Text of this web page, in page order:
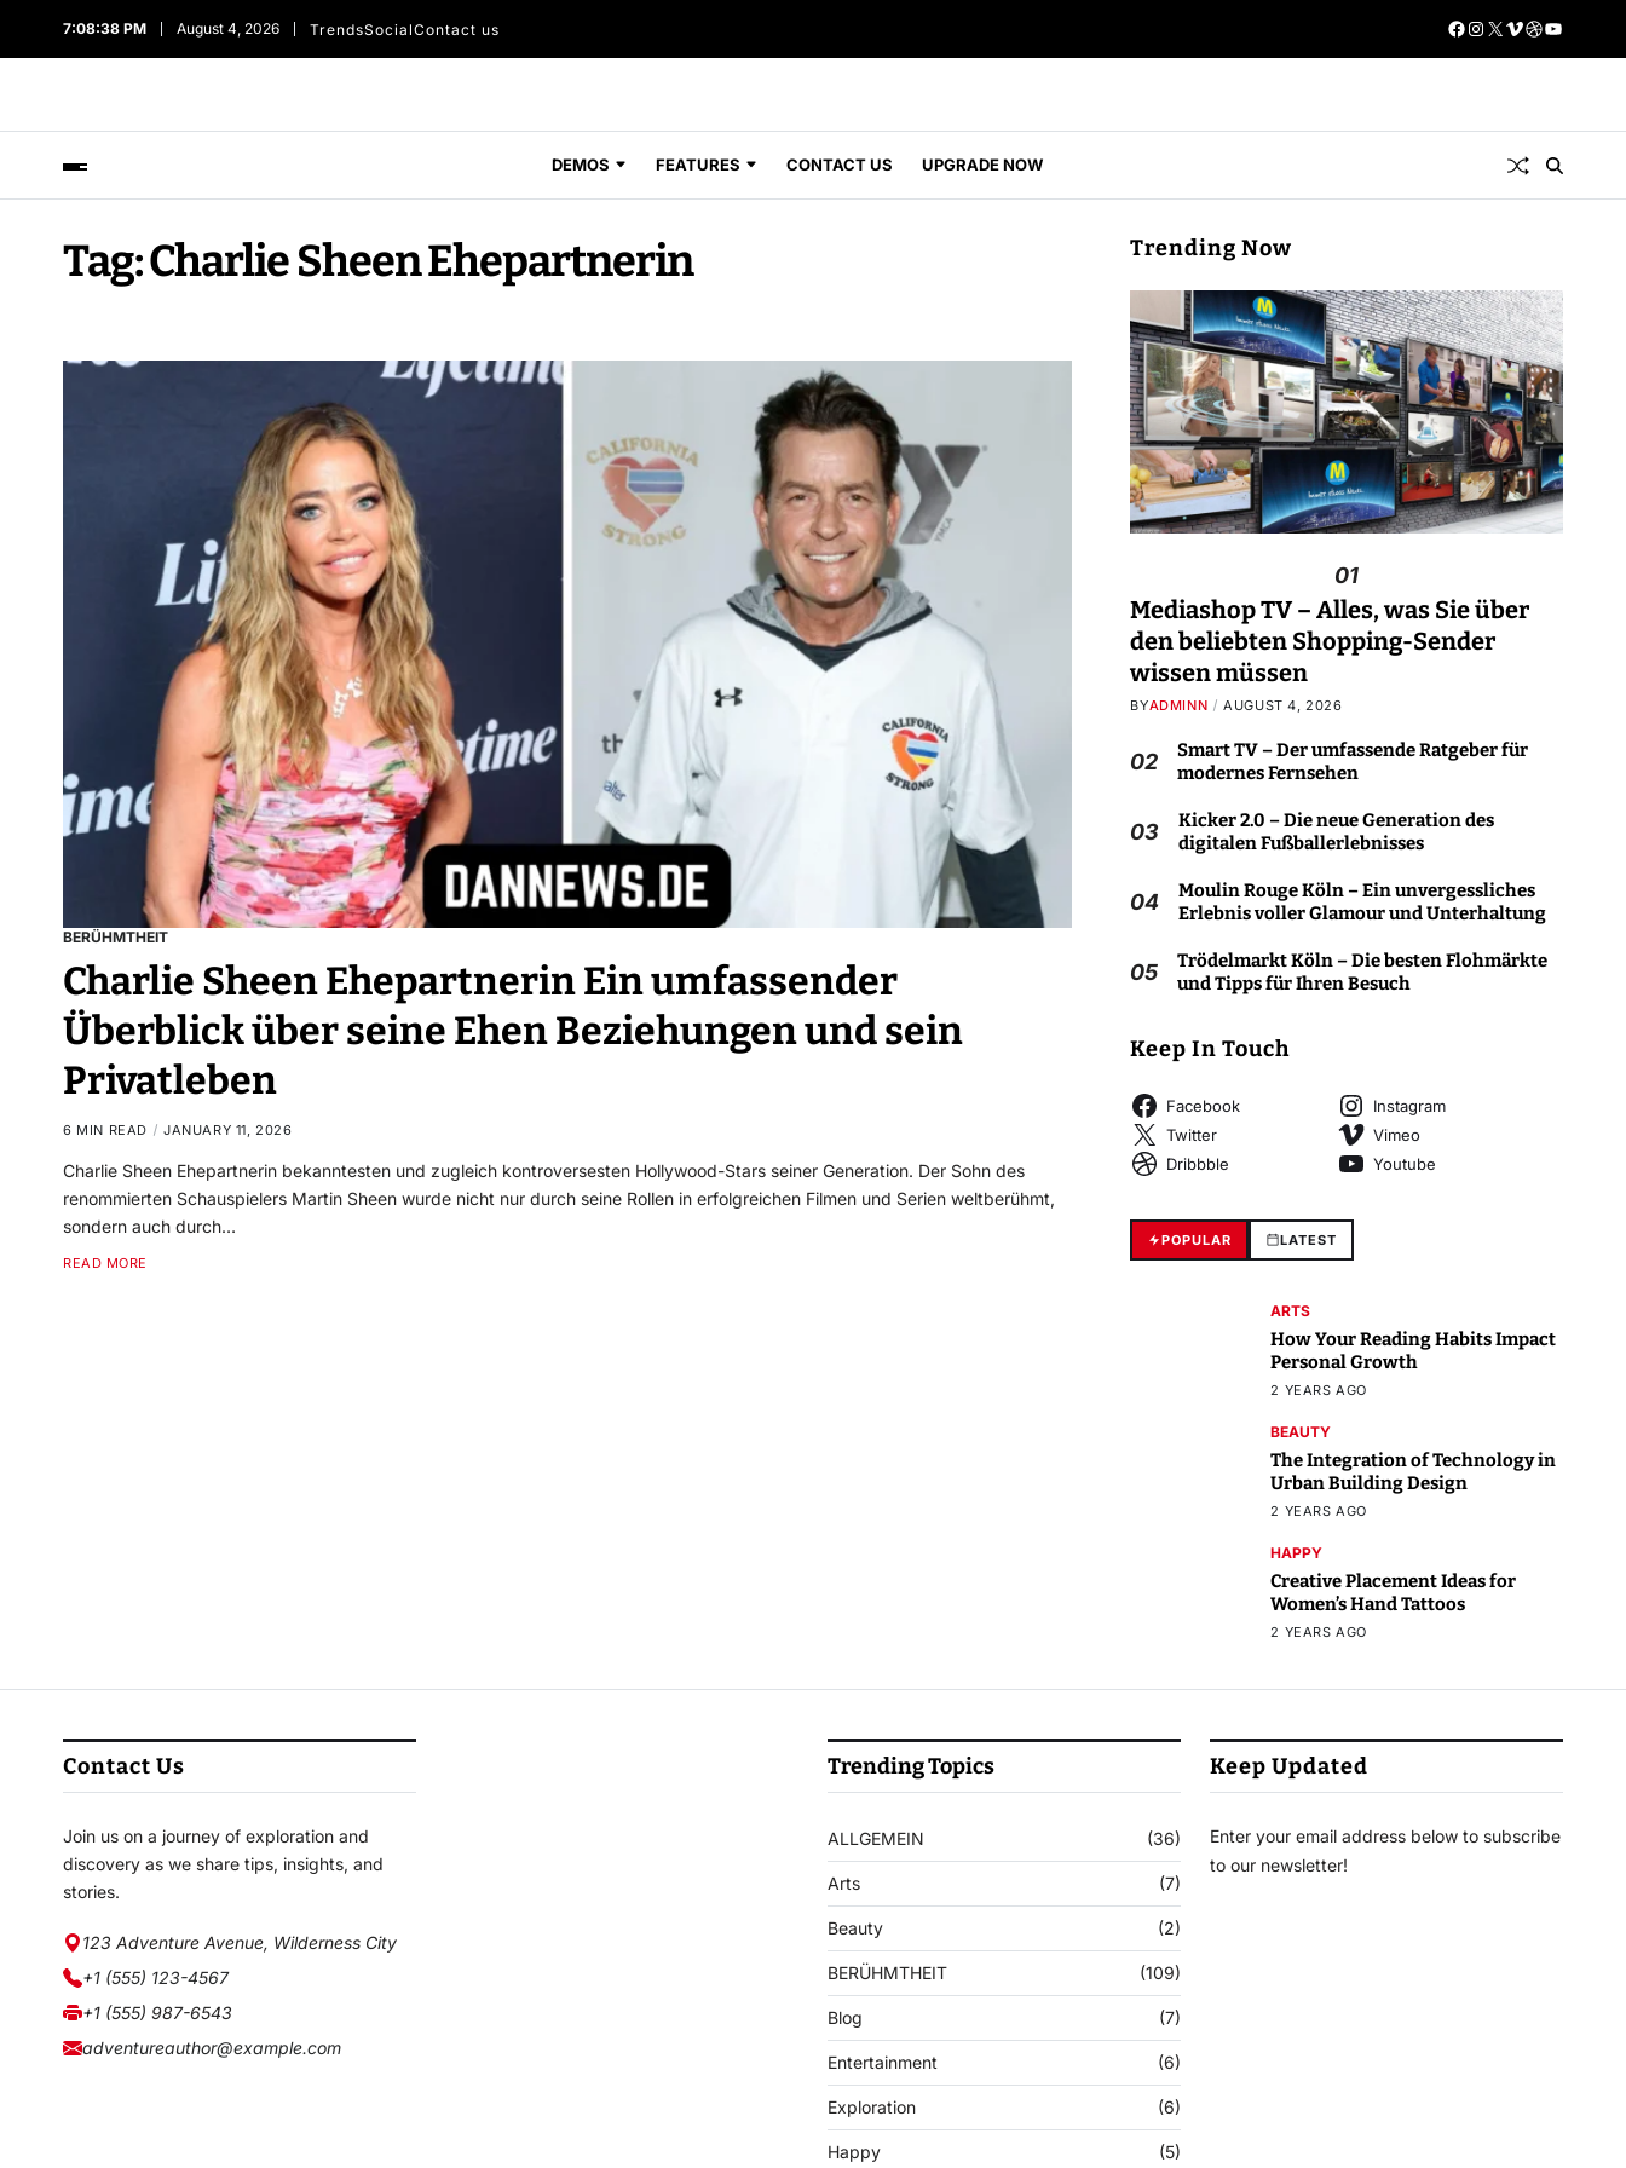
7:08:38 PM August 4, 2026 TrendsSocialContact us
DEMOS FEATURES CONTACT US UPGRADE NOW
Tag:Charlie Sheen Ehepartnerin
BERÜHMTHEIT
Charlie Sheen Ehepartnerin Ein umfassender
Überblick über seine Ehen Beziehungen und sein
Privatleben
6 MIN READ JANUARY 11, 2026
Charlie Sheen Ehepartnerin bekanntesten und zugleich kontroversesten Hollywood-Stars seiner Generation. Der Sohn des
renommierten Schauspielers Martin Sheen wurde nicht nur durch seine Rollen in erfolgreichen Filmen und Serien weltberühmt,
sondern auch durch…
READ MORE
Trending Now
01
Mediashop TV – Alles, was Sie über
den beliebten Shopping-Sender
wissen müssen
BYADMINN AUGUST 4, 2026
02
Smart TV – Der umfassende Ratgeber für
modernes Fernsehen
03
Kicker 2.0 – Die neue Generation des
digitalen Fußballerlebnisses
04
Moulin Rouge Köln – Ein unvergessliches
Erlebnis voller Glamour und Unterhaltung
05
Trödelmarkt Köln – Die besten Flohmärkte
und Tipps für Ihren Besuch
Keep In Touch
Facebook
Instagram
Twitter
Vimeo
Dribbble
Youtube
POPULAR LATEST
ARTS
How Your Reading Habits Impact
Personal Growth
2 YEARS AGO
BEAUTY
The Integration of Technology in
Urban Building Design
2 YEARS AGO
HAPPY
Creative Placement Ideas for
Women’s Hand Tattoos
2 YEARS AGO
Contact Us
Join us on a journey of exploration and
discovery as we share tips, insights, and
stories.
123 Adventure Avenue, Wilderness City
+1 (555) 123-4567
+1 (555) 987-6543
adventureauthor@example.com
Trending Topics
ALLGEMEIN (36)
Arts (7)
Beauty (2)
BERÜHMTHEIT (109)
Blog (7)
Entertainment (6)
Exploration (6)
Happy (5)
Keep Updated
Enter your email address below to subscribe
to our newsletter!